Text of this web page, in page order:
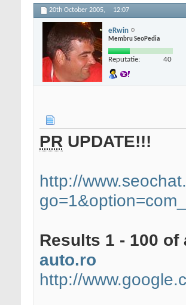
20th October 2005, 12:07
eRwin
Membru SeoPedia
Reputatie: 40
PR UPDATE!!!
http://
Results 1 - 100
auto.ro
http://